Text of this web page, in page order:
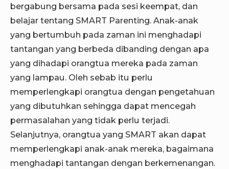
bergabung bersama pada sesi keempat, dan
belajar tentang SMART Parenting. Anak-anak
yang bertumbuh pada zaman ini menghadapi
tantangan yang berbeda dibanding dengan apa
yang dihadapi orangtua mereka pada zaman
yang lampau. Oleh sebab itu perlu
memperlengkapi orangtua dengan pengetahuan
yang dibutuhkan sehingga dapat mencegah
permasalahan yang tidak perlu terjadi.
Selanjutnya, orangtua yang SMART akan dapat
memperlengkapi anak-anak mereka, bagaimana
menghadapi tantangan dengan berkemenangan.